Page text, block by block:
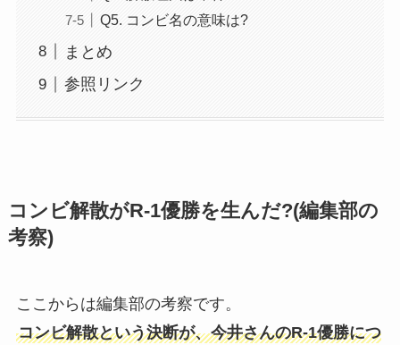
Q5. コンビ名の意味は?
まとめ
参照リンク
コンビ解散がR-1優勝を生んだ?(編集部の
考察)
ここからは編集部の考察です。
コンビ解散という決断が、今井さんのR-1優勝につ